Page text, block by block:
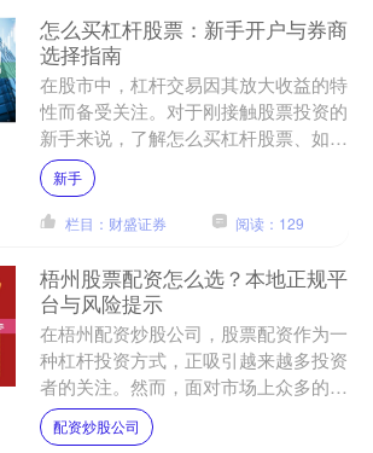
怎么买杠杆股票：新手开户与券商
选择指南
在股市中，杠杆交易因其放大收益的特
性而备受关注。对于刚接触股票投资的
新手来说，了解怎么买杠杆股票、如何
选择券商以及开户流程财盛证券，是进
入这一领域的第一步。本文....
新手
栏目：财盛证券 阅读：129
梧州股票配资怎么选？本地正规平
台与风险提示
在梧州配资炒股公司，股票配资作为一
种杠杆投资方式，正吸引越来越多投资
者的关注。然而，面对市场上众多的配
资渠道，如何选择正规平台、规避潜在
风险，成为投资者必须掌握....
配资炒股公司